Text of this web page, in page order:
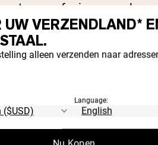
aan oefeningen zoals
of zelfs een push-up,
precies waar je spieren
dat de beweging
naarmate je het einde
wat je lichaam leert om
en stabiel te blijven door
en powerlifters soms met
UW VERZENDLAND*
alleen verzenden naar
Language: